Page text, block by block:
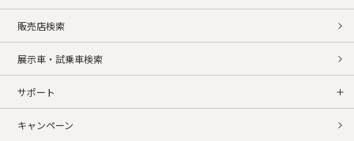
販売店検索
展示車・試乗車検索
サポート
キャンペーン